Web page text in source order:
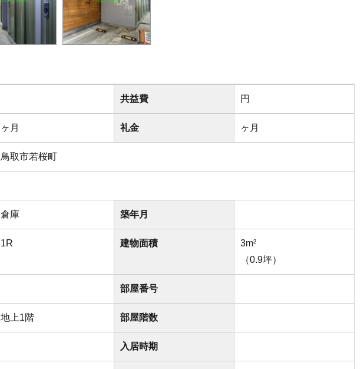
共益費 円
ヶ月 礼金 ヶ月
鳥取市若桜町
倉庫 築年月
1R 建物面積
3m²
（0.9坪）
部屋番号
地上1階 部屋階数
入居時期